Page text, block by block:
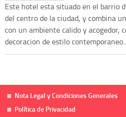
Este hotel esta situado en el barrio
del centro de la ciudad, y combina
con un ambiente calido y acogedor,
decoracion de estilo
Nota Legal y Condiciones Generales
Política de Privacidad